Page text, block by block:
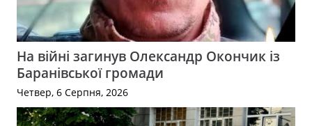
На війні загинув Олександр Окончик із
Баранівської громади
Четвер, 6 Серпня, 2026